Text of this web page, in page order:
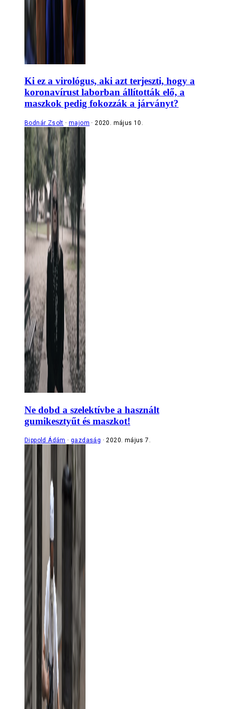
Ki ez a virológus, aki azt terjeszti, hogy a
koronavírust laborban állították elő, a
maszkok pedig fokozzák a járványt?
Bodnár Zsolt majom 2020. május 10.
Ne dobd a szelektívbe a használt
gumikesztyűt és maszkot!
Dippold Ádám gazdaság 2020. május 7.